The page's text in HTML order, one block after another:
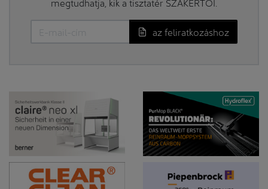
az feliratkozáshoz